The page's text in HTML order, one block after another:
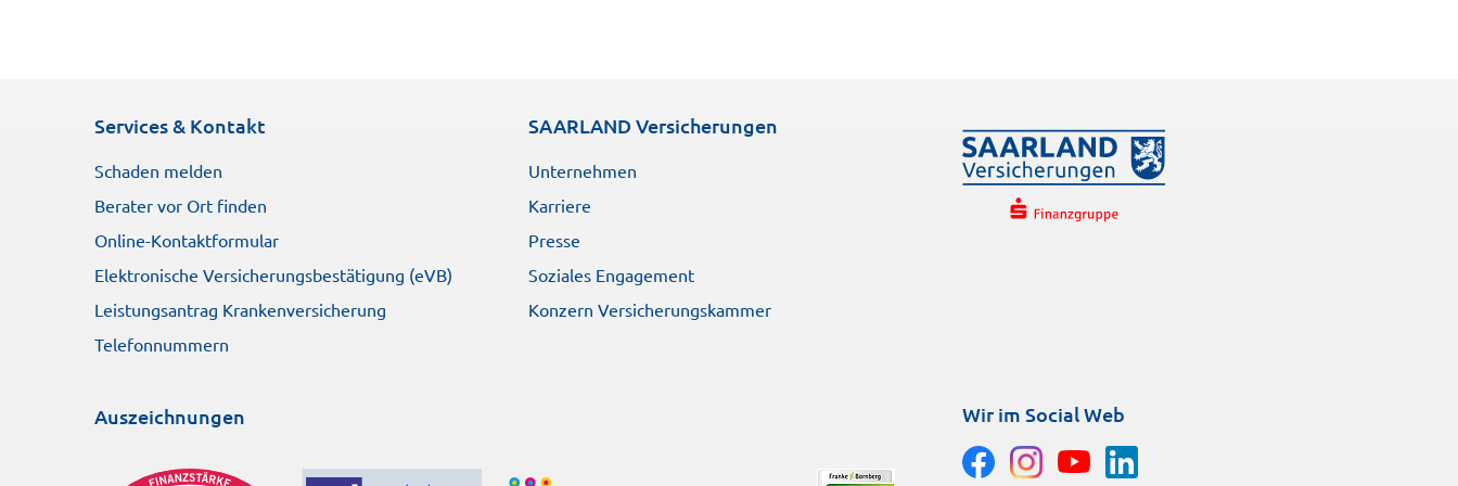
Services & Kontakt
Schaden melden
Berater vor Ort finden
Online-Kontaktformular
Elektronische Versicherungsbestätigung (eVB)
Leistungsantrag Krankenversicherung
Telefonnummern
SAARLAND Versicherungen
Unternehmen
Karriere
Presse
Soziales Engagement
Konzern Versicherungskammer
Auszeichnungen Wir im Social Web